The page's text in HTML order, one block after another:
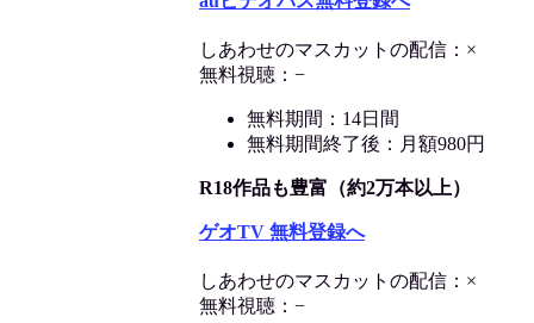
しあわせのマスカットの配信：×
無料視聴：−
無料期間：14日間
無料期間終了後：月額980円
R18作品も豊富（約2万本以上）
ゲオTV 無料登録へ
しあわせのマスカットの配信：×
無料視聴：−